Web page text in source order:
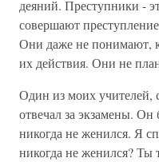
деяний. Преступники -
совершают
Они даже не понимают,
их действия. Они не
Один из моих учителей,
отвечал за экзамены.
никогда не женился. Я
никогда не женился? Ты